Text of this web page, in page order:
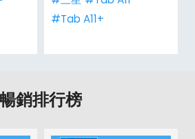
#Tab A11+
暢銷排行榜